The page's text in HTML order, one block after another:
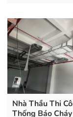
Nhà Thầu Thi
Thống Báo Cháy